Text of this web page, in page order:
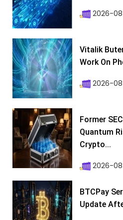
2026-
Vitalik
Work On
2026-
Former
Quantum
Crypto...
2026-
BTCPay
Update